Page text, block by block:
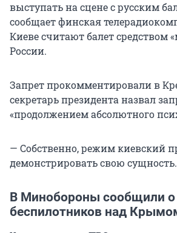
выступать на сцене с русским
сообщает финская
Киеве считают балет средством
России.
Запрет прокомментировали в
секретарь президента назвал
«продолжением абсолютного
— Собственно, режим киевский
демонстрировать свою сущность.
В Минобороны сообщили о
беспилотников над